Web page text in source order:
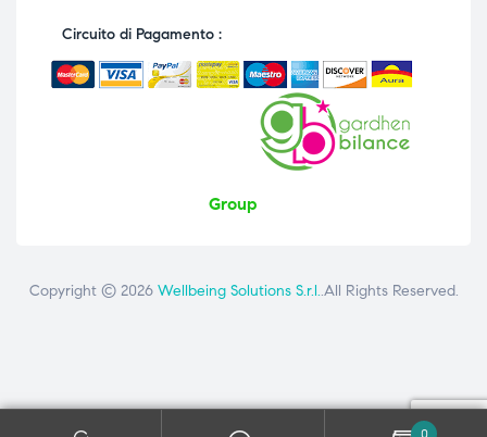
Circuito di Pagamento :
Group
Copyright © 2026 Wellbeing Solutions S.r.l..All Rights Reserved.
0